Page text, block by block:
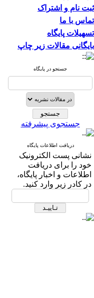
ثبت نام و اشتراک
تماس با ما
تسهیلات پایگاه
بایگانی مقالات زیر چاپ
جستجو در پایگاه
جستجوی پیشرفته
دریافت اطلاعات پایگاه
نشانی پست الکترونیک
خود را برای دریافت
اطلاعات و اخبار پایگاه،
در کادر زیر وارد کنید.